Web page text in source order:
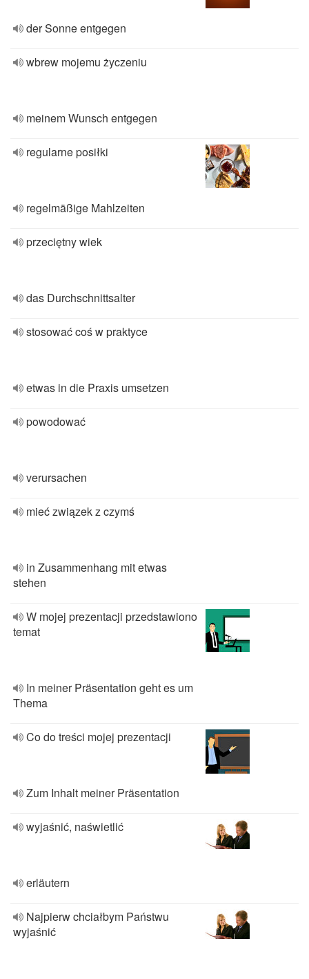
der Sonne entgegen
wbrew mojemu życzeniu
meinem Wunsch entgegen
regularne posiłki
regelmäßige Mahlzeiten
przeciętny wiek
das Durchschnittsalter
stosować coś w praktyce
etwas in die Praxis umsetzen
powodować
verursachen
mieć związek z czymś
in Zusammenhang mit etwas
stehen
W mojej prezentacji przedstawiono
temat
In meiner Präsentation geht es um
Thema
Co do treści mojej prezentacji
Zum Inhalt meiner Präsentation
wyjaśnić, naświetlić
erläutern
Najpierw chciałbym Państwu
wyjaśnić